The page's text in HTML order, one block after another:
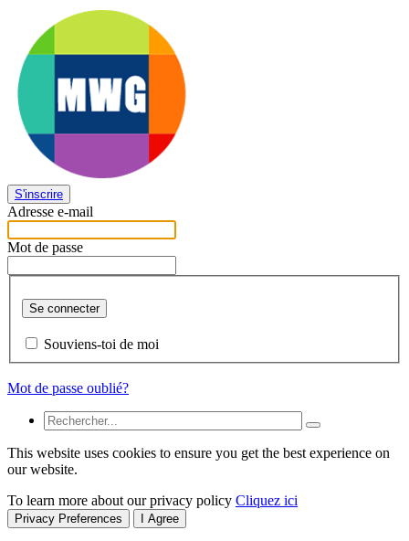
S'inscrire
Adresse e-mail
Mot de passe
Se connecter
Souviens-toi de moi
Mot de passe oublié?
This website uses cookies to ensure you get the best experience on
our website.
To learn more about our privacy policy Cliquez ici
Privacy Preferences I Agree